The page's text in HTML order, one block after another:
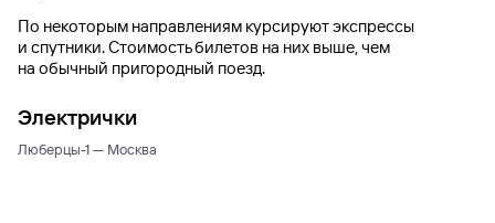
По некоторым направлениям курсируют экспрессы
и спутники. Стоимость билетов на них выше, чем
на обычный пригородный поезд.
Электрички
Люберцы-1 — Москва